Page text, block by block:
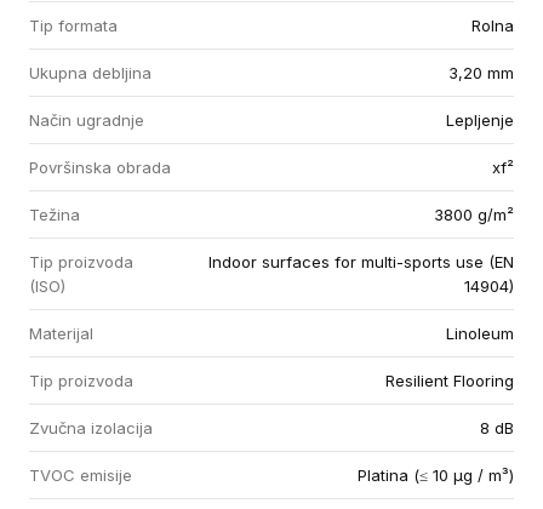
Tip formata Rolna
Ukupna debljina 3,20 mm
Način ugradnje Lepljenje
Površinska obrada xf²
Težina 3800 g/m²
Tip proizvoda
(ISO)
Indoor surfaces for multi-sports use (EN
14904)
Materijal Linoleum
Tip proizvoda Resilient Flooring
Zvučna izolacija 8 dB
TVOC emisije Platina (≤ 10 µg / m³)